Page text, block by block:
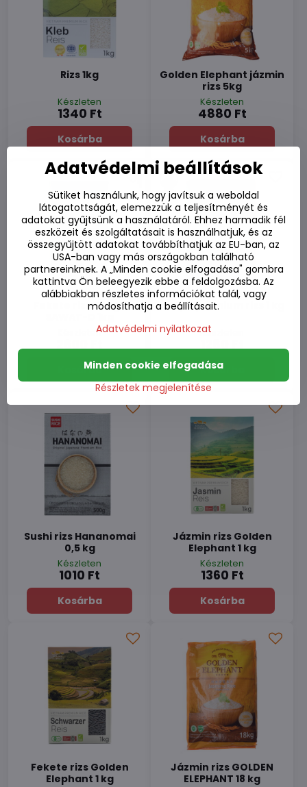
Rizs 1kg
Készleten
1340 Ft
Kosárba
Golden Elephant jázmin
rizs 5kg
Készleten
4880 Ft
Kosárba
Fekete rizs Cargo
Készleten
2600 Ft
Kosárba
Kimpo prémium rizs 1 kg
Készleten
1280 Ft
Kosárba
Sushi rizs Hananomai
0,5 kg
Készleten
1010 Ft
Kosárba
Jázmin rizs Golden
Elephant 1 kg
Készleten
1360 Ft
Kosárba
Fekete rizs Golden
Elephant 1 kg
Jázmin rizs GOLDEN
ELEPHANT 18 kg
Adatvédelmi beállítások
Sütiket használunk, hogy javítsuk a weboldal
látogatottságát, elemezzük a teljesítményét és
adatokat gyűjtsünk a használatáról. Ehhez harmadik fél
eszközeit és szolgáltatásait is használhatjuk, és az
összegyűjtött adatokat továbbíthatjuk az EU-ban, az
USA-ban vagy más országokban található
partnereinknek. A „Minden cookie elfogadása" gombra
kattintva Ön beleegyezik ebbe a feldolgozásba. Az
alábbiakban részletes információkat talál, vagy
módosíthatja a beállításait.
Adatvédelmi nyilatkozat
Részletek megjelenítése
Minden cookie elfogadása